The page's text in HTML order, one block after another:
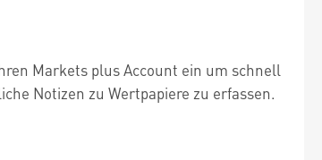
Markets plus Account ein um schnell
Notizen zu Wertpapiere zu erfassen.